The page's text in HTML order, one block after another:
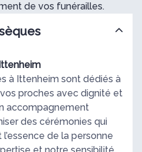
de vos funérailles.
à Ittenheim sont dédiés à
proches avec dignité et
accompagnement
des cérémonies qui
de la personne